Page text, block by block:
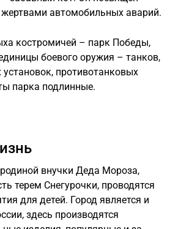
автомобильных аварий.
костромичей – парк Победы,
боевого оружия – танков,
противотанковых
парка подлинные.
внучки Деда Мороза,
терем Снегурочки, проводятся
для детей. Город является и
здесь производятся